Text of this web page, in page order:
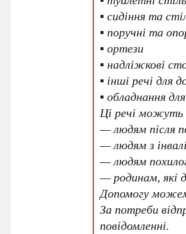
▪️ сидіння та
▪️ поручні та
▪️ ортези
▪️ надліжкові
▪️ інші речі для
▪️ обладнання
Ці речі
— людям після
— людям з
— людям
— родинам, які
Допомогу
За потреби
повідомленні.